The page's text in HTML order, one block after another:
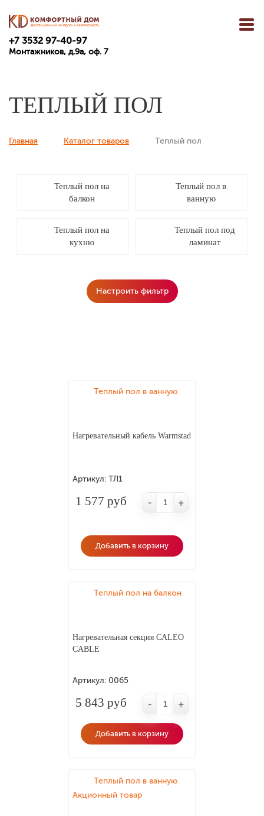
+7 3532 97-40-97
Монтажников, д.9а, оф. 7
ТЕПЛЫЙ ПОЛ
Главная Каталог товаров Теплый пол
Теплый пол на
балкон
Теплый пол в
ванную
Теплый пол на
кухню
Теплый пол под
ламинат
Настроить фильтр
Теплый пол в ванную
Нагревательный кабель Warmstad
Артикул: ТЛ1
1 577 руб - +
Добавить в корзину
Теплый пол на балкон
Нагревательная секция CALEO
CABLE
Артикул: 0065
5 843 руб - +
Добавить в корзину
Теплый пол в ванную
Акционный товар